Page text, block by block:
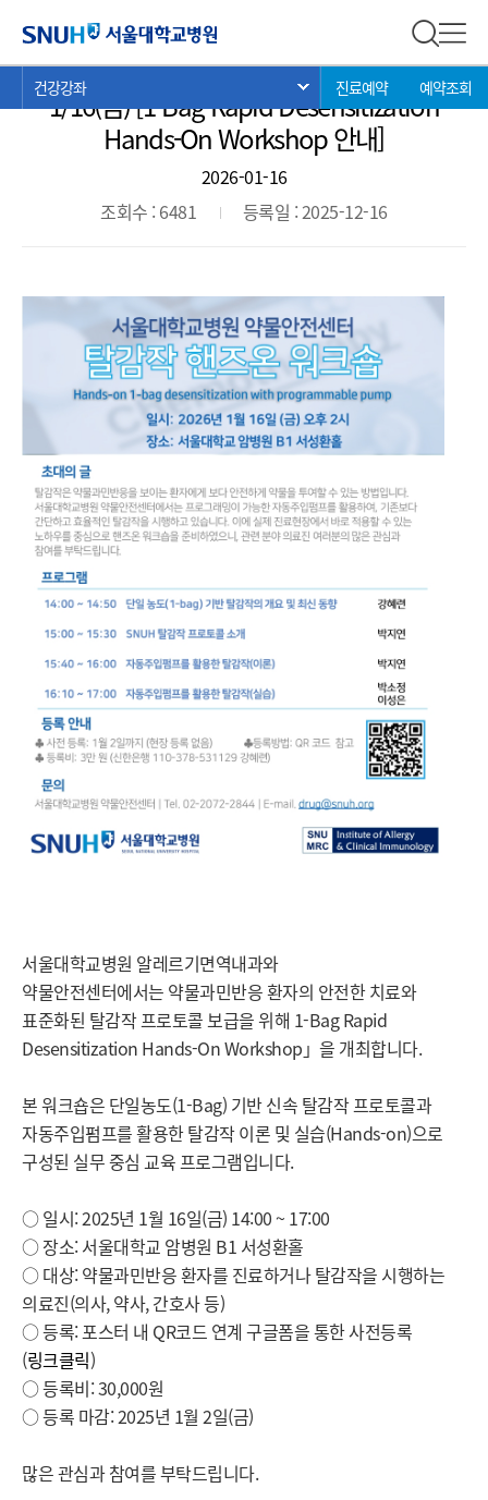
전체 검
현
재
건강강좌 서브 메뉴 목록 열기
진료예약 예약조회
강좌안내
1/16(금) [1-Bag Rapid Desensitization
Hands-On Workshop 안내]
2026-01-16
조회수 : 6481
등록일 : 2025-12-16
서울대학교병원 알레르기면역내과와
약물안전센터에서는 약물과민반응 환자의 안전한 치료와
표준화된 탈감작 프로토콜 보급을 위해 1-Bag Rapid
Desensitization Hands-On Workshop」을 개최합니다.
본 워크숍은 단일농도(1-Bag) 기반 신속 탈감작 프로토콜과
자동주입펌프를 활용한탈감작 이론 및 실습(Hands-on)으로
구성된 실무 중심 교육 프로그램입니다.
○ 일시: 2025년 1월 16일(금) 14:00 ~ 17:00
○ 장소: 서울대학교 암병원 B1 서성환홀
○ 대상: 약물과민반응 환자를 진료하거나 탈감작을 시행하는
의료진(의사, 약사, 간호사 등)
○ 등록: 포스터 내 QR코드 연계 구글폼을 통한 사전등록
(링크클릭)
○ 등록비: 30,000원
○ 등록 마감: 2025년 1월 2일(금)
많은 관심과 참여를 부탁드립니다.